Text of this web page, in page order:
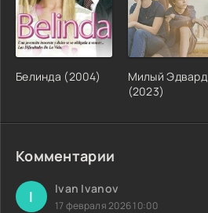
Белинда (2004)
Милый Эдвард
(2023)
Комментарии
I Ivan Ivanov
17 февраля 2026 10:00